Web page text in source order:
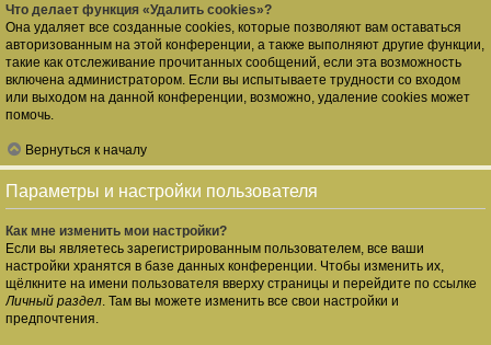
Что делает функция «Удалить cookies»?
Она удаляет все созданные cookies, которые позволяют вам оставаться
авторизованным на этой конференции, а также выполняют другие функции,
такие как отслеживание прочитанных сообщений, если эта возможность
включена администратором. Если вы испытываете трудности со входом
или выходом на данной конференции, возможно, удаление cookies может
помочь.
Вернуться к началу
Параметры и настройки пользователя
Как мне изменить мои настройки?
Если вы являетесь зарегистрированным пользователем, все ваши
настройки хранятся в базе данных конференции. Чтобы изменить их,
щёлкните на имени пользователя вверху страницы и перейдите по ссылке
Личный раздел. Там вы можете изменить все свои настройки и
предпочтения.